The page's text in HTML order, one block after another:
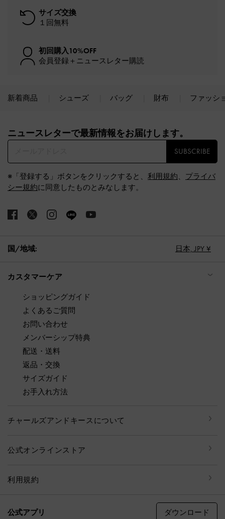
サイズ交換
１回無料
初回購入10%OFF
会員登録＋ニュースレター購読
新着商品 シューズ バッグ 財布 ファッシ
ニュースレターで最新情報をお届けします。​
SUBSCRIBE
※「登録する」ボタンをクリックすると、 利用規約、 プライバ
シー規約に同意したものとみなします。
国/地域: 日本, JPY ¥
カスタマーケア
ショッピングガイド
よくあるご質問
お問い合わせ
メンバーシップ特典
配送・送料
返品・交換
サイズガイド
お手入れ方法
チャールズアンドキースについて
公式オンラインストア
利用規約
公式アプリ ダウンロード